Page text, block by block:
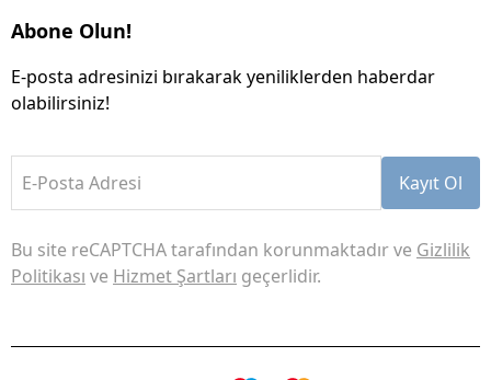
Abone Olun!
E-posta adresinizi bırakarak yeniliklerden haberdar
olabilirsiniz!
E-Posta Adresi Kayıt Ol
Bu site reCAPTCHA tarafından korunmaktadır ve Gizlilik
Politikası ve Hizmet Şartları geçerlidir.